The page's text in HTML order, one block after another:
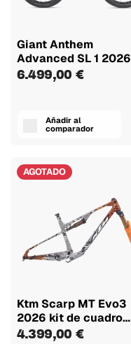
Giant Anthem
Advanced SL 1 2026
6.499,00 €
Añadir al
comparador
AGOTADO
Ktm Scarp MT Evo3
2026 kit de cuadro
con...
4.399,00 €